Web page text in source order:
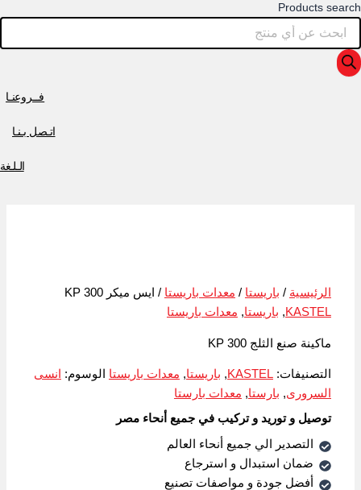
Products search
فــروعنـا
اتـصل بـنـا
الـلـغة
الرئيسية / باريستا / معدات باريستا / ايس ميكر KP 300
KASTEL
, باريستا, معدات باريستا
ماكينة صنع الثلج KP 300
التصنيفات:KASTEL
, باريستا, معدات باريستا الوسوم:
انسى
السرورى, بارستا, معدات بارستا
توصيل و توريد و تركيب في جميع أنحاء مصر
التصدير الي جميع أنحاء العالم
ضمان استبدال و استرجاع
أفضل جودة و مواصفات تصنيع